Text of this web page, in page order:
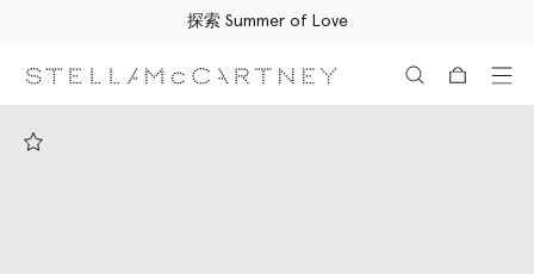
探索 Summer of Love